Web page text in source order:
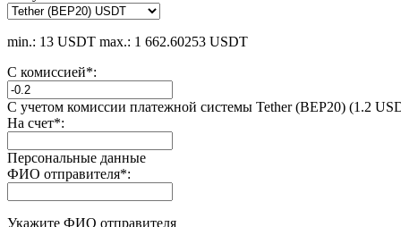
min.: 13 USDT max.: 1 662.60253 USDT
С комиссией*:
С учетом комиссии платежной системы Tether (BEP20) (1.2
На счет*:
Персональные данные
ФИО отправителя*:
Укажите ФИО отправителя